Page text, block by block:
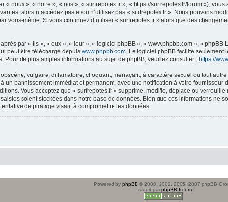
« nous », « notre », « nos », « surfrepotes.fr », « https://surfrepotes.fr/forum »),
alors n’accédez pas et/ou n’utilisez pas « surfrepotes.fr ». Nous pouvons
vous-même. Si vous continuez d’utiliser « surfrepotes.fr » alors que des
par « ils », « eux », « leur », « logiciel phpBB », « www.phpbb.com », «
peut être téléchargé depuis www.phpbb.com . Le logiciel phpBB facilite
Pour de plus amples informations au sujet de phpBB, veuillez consulter : https://
vulgaire, diffamatoire, choquant, menaçant, à caractère sexuel ou tout
un bannissement immédiat et permanent, avec une notification à votre
Vous acceptez que « surfrepotes.fr » supprime, modifie, déplace ou
soient stockées dans notre base de données. Bien que ces informations ne
de piratage visant à compromettre les données.
Powered by phpBB © 2000, 2002, 2005, 2007 phpBB
Traduit par phpBB-fr.com